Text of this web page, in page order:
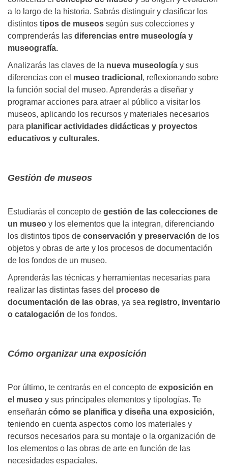
a lo largo de la historia. Sabrás distinguir y clasificar los
distintos tipos de museos según sus colecciones y
comprenderás las diferencias entre museología y
museografía.
Analizarás las claves de la nueva museología y sus
diferencias con el museo tradicional , reflexionando sobre
la función social del museo. Aprenderás a diseñar y
programar acciones para atraer al público a visitar los
museos, aplicando los recursos y materiales necesarios
para planificar actividades didácticas y proyectos
educativos y culturales.
Gestión de museos
Estudiarás el concepto de gestión de las colecciones de
un museo y los elementos que la integran, diferenciando
los distintos tipos de conservación y preservación de los
objetos y obras de arte y los procesos de documentación
de los fondos de un museo.
Aprenderás las técnicas y herramientas necesarias para
realizar las distintas fases del proceso de
documentación de las obras, ya sea registro, inventario
o catalogación de los fondos.
Cómo organizar una exposición
Por último, te centrarás en el concepto de exposición en
el museo y sus principales elementos y tipologías. Te
enseñarán cómo se planifica y diseña una exposición,
teniendo en cuenta aspectos como los materiales y
recursos necesarios para su montaje o la organización de
los elementos o las obras de arte en función de las
necesidades espaciales.